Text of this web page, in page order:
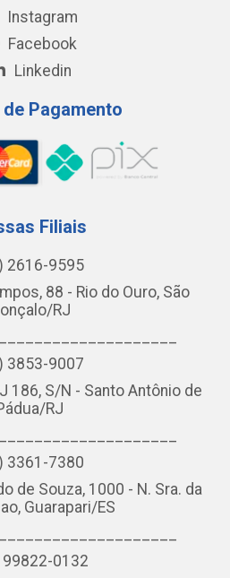
Instagram
Facebook
Linkedin
Pagamento
Filiais
2616-9595
88 - Rio do Ouro, São
RJ
3853-9007
186, S/N - Santo Antônio de
RJ
3361-7380
de Souza, 1000 - N. Sra. da
Guarapari/ES
99822-0132